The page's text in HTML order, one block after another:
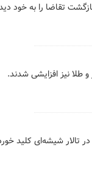
تقاضا را به خود
طلا نیز افزایشی شدند.
تالار شیشه‌ای کلید